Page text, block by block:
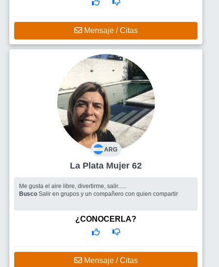
Mensaje / Citas
ARG
La Plata Mujer 62
Me gusta el aire libre, divertirme, salir......
Busco Salir en grupos y un compañero con quien compartir
¿CONOCERLA?
Mensaje / Citas